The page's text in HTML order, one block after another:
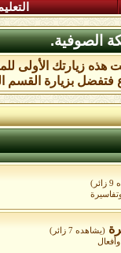
الصوفية.
هذه زيارتك الأولى
فتفضل بزيارة القسم
(يشاهده 7 زائر)